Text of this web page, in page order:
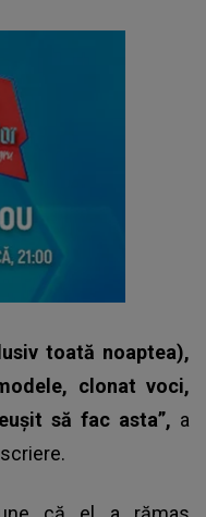
toată noaptea),
clonat voci,
să fac asta”, a